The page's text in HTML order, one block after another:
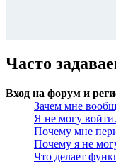
Часто
Вход на форум и
Зачем мне
Я не могу
Почему мне
Почему я не
Что делает